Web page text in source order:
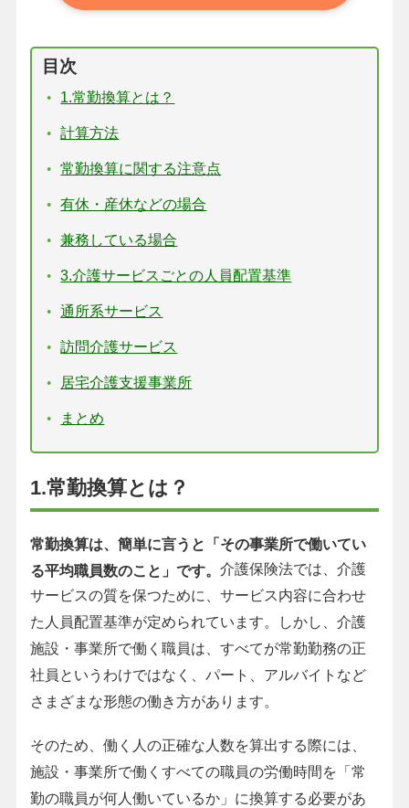
目次
1.常勤換算とは？
計算方法
常勤換算に関する注意点
有休・産休などの場合
兼務している場合
3.介護サービスごとの人員配置基準
通所系サービス
訪問介護サービス
居宅介護支援事業所
まとめ
1.常勤換算とは？
常勤換算は、簡単に言うと「その事業所で働いてい
る平均職員数のこと」です。 介護保険法では、介護
サービスの質を保つために、サービス内容に合わせ
た人員配置基準が定められています。しかし、介護
施設・事業所で働く職員は、すべてが常勤勤務の正
社員というわけではなく、パート、アルバイトなど
さまざまな形態の働き方があります。
そのため、働く人の正確な人数を算出する際には、
施設・事業所で働くすべての職員の労働時間を「常
勤の職員が何人働いているか」に換算する必要があ